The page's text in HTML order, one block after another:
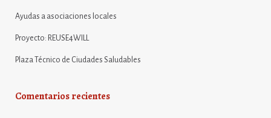
Ayudas a asociaciones locales
Proyecto: REUSE4WILL
Plaza Técnico de Ciudades Saludables
Comentarios recientes